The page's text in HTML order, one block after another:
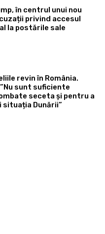
în centrul unui nou
privind accesul
la postările sale
revin în România.
sunt suficiente
seceta și pentru a
Dunării”